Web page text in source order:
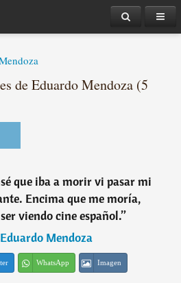
de Eduardo Mendoza (5
que iba a morir vi pasar mi
Encima que me moría,
viendo cine español.”
Eduardo Mendoza
WhatsApp Imagen